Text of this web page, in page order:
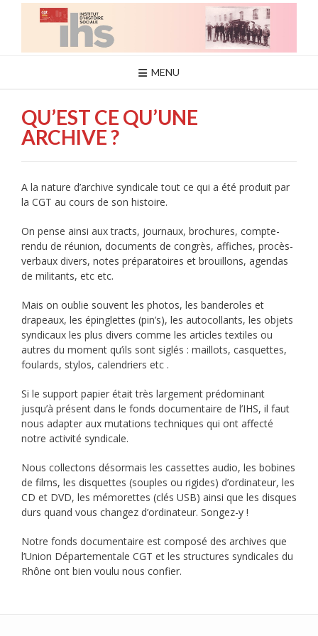
MENU
QU’EST CE QU’UNE
ARCHIVE ?
A la nature d’archive syndicale tout ce qui a été produit par
la CGT au cours de son histoire.
On pense ainsi aux tracts, journaux, brochures, compte-
rendu de réunion, documents de congrès, affiches, procès-
verbaux divers, notes préparatoires et brouillons, agendas
de militants, etc etc.
Mais on oublie souvent les photos, les banderoles et
drapeaux, les épinglettes (pin’s), les autocollants, les objets
syndicaux les plus divers comme les articles textiles ou
autres du moment qu’ils sont siglés : maillots, casquettes,
foulards, stylos, calendriers etc .
Si le support papier était très largement prédominant
jusqu’à présent dans le fonds documentaire de l’IHS, il faut
nous adapter aux mutations techniques qui ont affecté
notre activité syndicale.
Nous collectons désormais les cassettes audio, les bobines
de films, les disquettes (souples ou rigides) d’ordinateur, les
CD et DVD, les mémorettes (clés USB) ainsi que les disques
durs quand vous changez d’ordinateur. Songez-y !
Notre fonds documentaire est composé des archives que
l’Union Départementale CGT et les structures syndicales du
Rhône ont bien voulu nous confier.